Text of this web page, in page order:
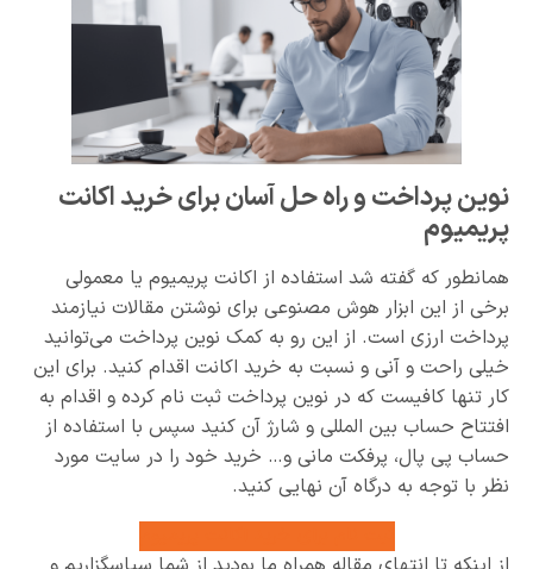
نوین پرداخت و راه حل آسان برای خرید اکانت
پریمیوم
همانطور که گفته شد استفاده از اکانت پریمیوم یا معمولی
برخی از این ابزار هوش مصنوعی برای نوشتن مقالات نیازمند
پرداخت ارزی است. از این رو به کمک نوین پرداخت می‌توانید
خیلی راحت و آنی و نسبت به خرید اکانت اقدام کنید. برای این
کار تنها کافیست که در نوین پرداخت ثبت نام کرده و اقدام به
افتتاح حساب بین المللی و شارژ آن کنید سپس با استفاده از
حساب پی پال، پرفکت مانی و… خرید خود را در سایت مورد
نظر با توجه به درگاه آن نهایی کنید.